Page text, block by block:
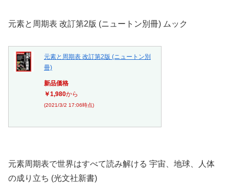
元素と周期表 改訂第2版 (ニュートン別冊) ムック
元素と周期表 改訂第2版 (ニュートン別
冊)
新品価格
￥1,980から
(2021/3/2 17:06時点)
元素周期表で世界はすべて読み解ける 宇宙、地球、人体
の成り立ち (光文社新書)